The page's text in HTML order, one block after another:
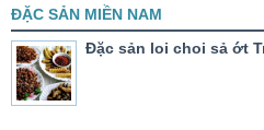
ĐẶC SẢN MIỀN NAM
Đặc sản loi choi sả ớt